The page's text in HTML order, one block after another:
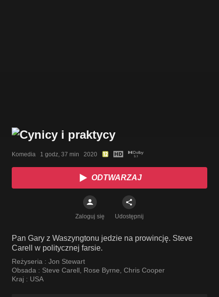
Komedia   1 godz, 37 min   2020
ODTWARZAJ
Zaloguj się Udostępnij
Pan Gary z Waszyngtonu jedzie na prowincję. Steve
Carell w politycznej farsie.
Reżyseria : Jon Stewart
Obsada : Steve Carell, Rose Byrne, Chris Cooper
Kraj : USA